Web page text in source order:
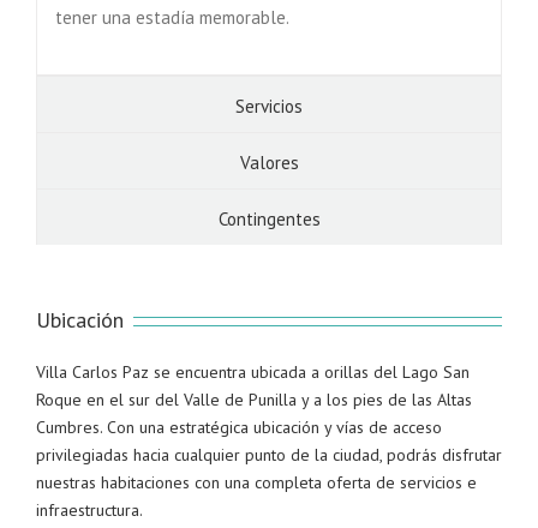
tener una estadía memorable.
Servicios
Valores
Contingentes
Ubicación
Villa Carlos Paz se encuentra ubicada a orillas del Lago San
Roque en el sur del Valle de Punilla y a los pies de las Altas
Cumbres. Con una estratégica ubicación y vías de acceso
privilegiadas hacia cualquier punto de la ciudad, podrás disfrutar
nuestras habitaciones con una completa oferta de servicios e
infraestructura.